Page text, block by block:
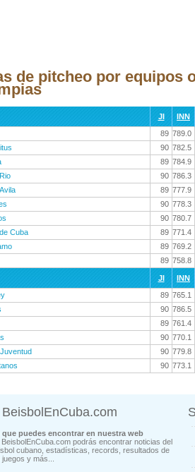
de pitcheo por equipos
JI INN
89 789.0
90 782.5
89 784.9
90 786.3
89 777.9
90 778.3
90 780.7
Cuba 89 771.4
89 769.2
89 758.8
JI INN
89 765.1
90 786.5
89 761.4
90 770.1
90 779.8
90 773.1
BeisbolEnCuba.com
que puedes encontrar en nuestra web
BeisbolEnCuba.com podrás encontrar noticias del
cubano, estadísticas, records, resultados de
juegos y más...